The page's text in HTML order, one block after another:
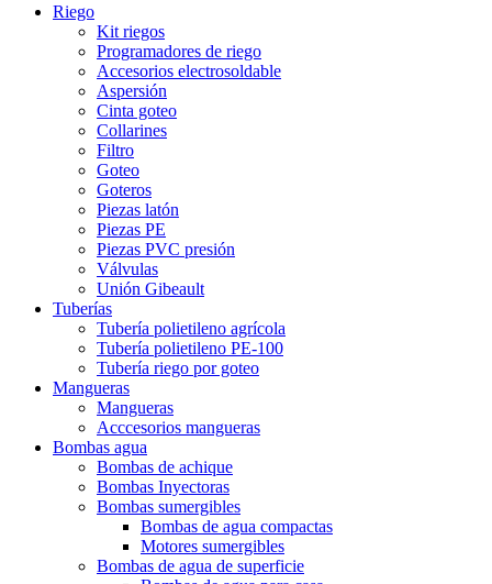
Riego
Kit riegos
Programadores de riego
Accesorios electrosoldable
Aspersión
Cinta goteo
Collarines
Filtro
Goteo
Goteros
Piezas latón
Piezas PE
Piezas PVC presión
Válvulas
Unión Gibeault
Tuberías
Tubería polietileno agrícola
Tubería polietileno PE-100
Tubería riego por goteo
Mangueras
Mangueras
Acccesorios mangueras
Bombas agua
Bombas de achique
Bombas Inyectoras
Bombas sumergibles
Bombas de agua compactas
Motores sumergibles
Bombas de agua de superficie